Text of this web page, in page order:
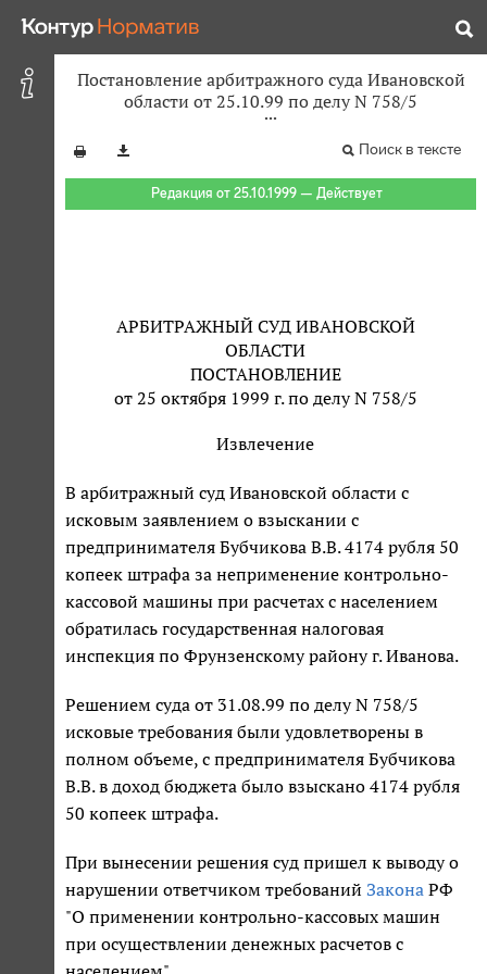
Постановление арбитражного суда Ивановской
области от 25.10.99 по делу N 758/5
Поиск в тексте
Редакция от 25.10.1999 — Действует
АРБИТРАЖНЫЙ СУД ИВАНОВСКОЙ
ОБЛАСТИ
ПОСТАНОВЛЕНИЕ
от 25 октября 1999 г. по делу N 758/5
Извлечение
В арбитражный суд Ивановской области с
исковым заявлением о взыскании с
предпринимателя Бубчикова В.В. 4174 рубля 50
копеек штрафа за неприменение контрольно-
кассовой машины при расчетах с населением
обратилась государственная налоговая
инспекция по Фрунзенскому району г. Иванова.
Решением суда от 31.08.99 по делу N 758/5
исковые требования были удовлетворены в
полном объеме, с предпринимателя Бубчикова
В.В. в доход бюджета было взыскано 4174 рубля
50 копеек штрафа.
При вынесении решения суд пришел к выводу о
нарушении ответчиком требований Закона РФ
"О применении контрольно-кассовых машин
при осуществлении денежных расчетов с